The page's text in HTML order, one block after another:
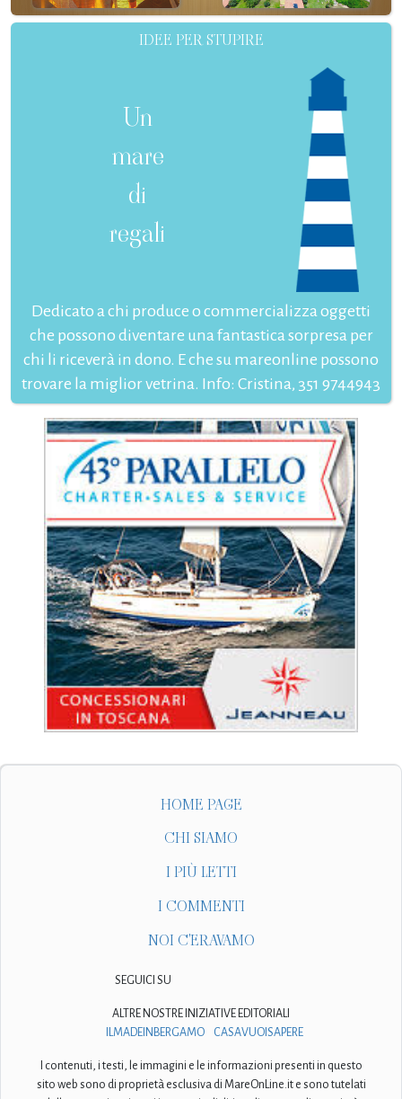
IDEE PER STUPIRE
Un
mare
di
regali
Dedicato a chi produce o commercializza oggetti
che possono diventare una fantastica sorpresa per
chi li riceverà in dono. E che su mareonline possono
trovare la miglior vetrina. Info: Cristina, 351 9744943
HOME PAGE
CHI SIAMO
I PIÙ LETTI
I COMMENTI
NOI C'ERAVAMO
SEGUICI SU
ALTRE NOSTRE INIZIATIVE EDITORIALI
ILMADEINBERGAMO
CASAVUOISAPERE
I contenuti, i testi, le immagini e le informazioni presenti in questo
sito web sono di proprietà esclusiva di MareOnLine.it e sono tutelati